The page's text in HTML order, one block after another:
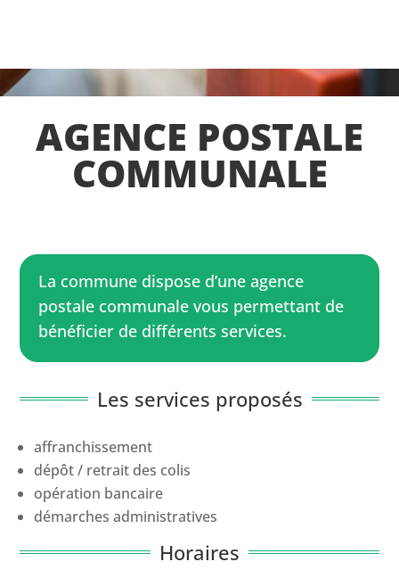
AGENCE POSTALE
COMMUNALE
La commune dispose d’une agence
postale communale vous permettant de
bénéficier de différents services.
Les services proposés
affranchissement
dépôt / retrait des colis
opération bancaire
démarches administratives
Horaires